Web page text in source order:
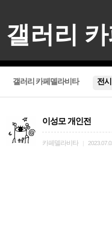
갤러리
갤러리 카페델라비타 전시
이성모 개인전
카페델라비타